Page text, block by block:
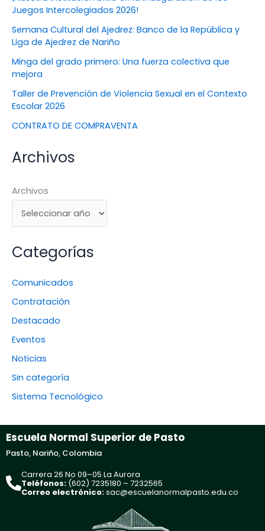
Juegos Intercolegiados 2026!
Semana Cultural del Ajedrez: Banco de la República y
Liga de Ajedrez de Nariño
Minga del grado primero: Una fuerza colectiva que
mejora
Taller de Prevención de Violencia Sexual en el Contexto
Escolar 2026
CONTRATO DE COMPRAVENTA
Archivos
Archivos
Categorías
Comunicados
Contratación
Destacado
Eventos
Noticias
Sin categoría
Sistema Tecnológico
Escuela Normal Superior de Pasto
Pasto, Nariño, Colombia
Carrera 26 No 09–05 La Aurora
Teléfonos: (602) 7235180 – 7232565
Correo electrónico:sac@escuelanormalpasto.edu.co